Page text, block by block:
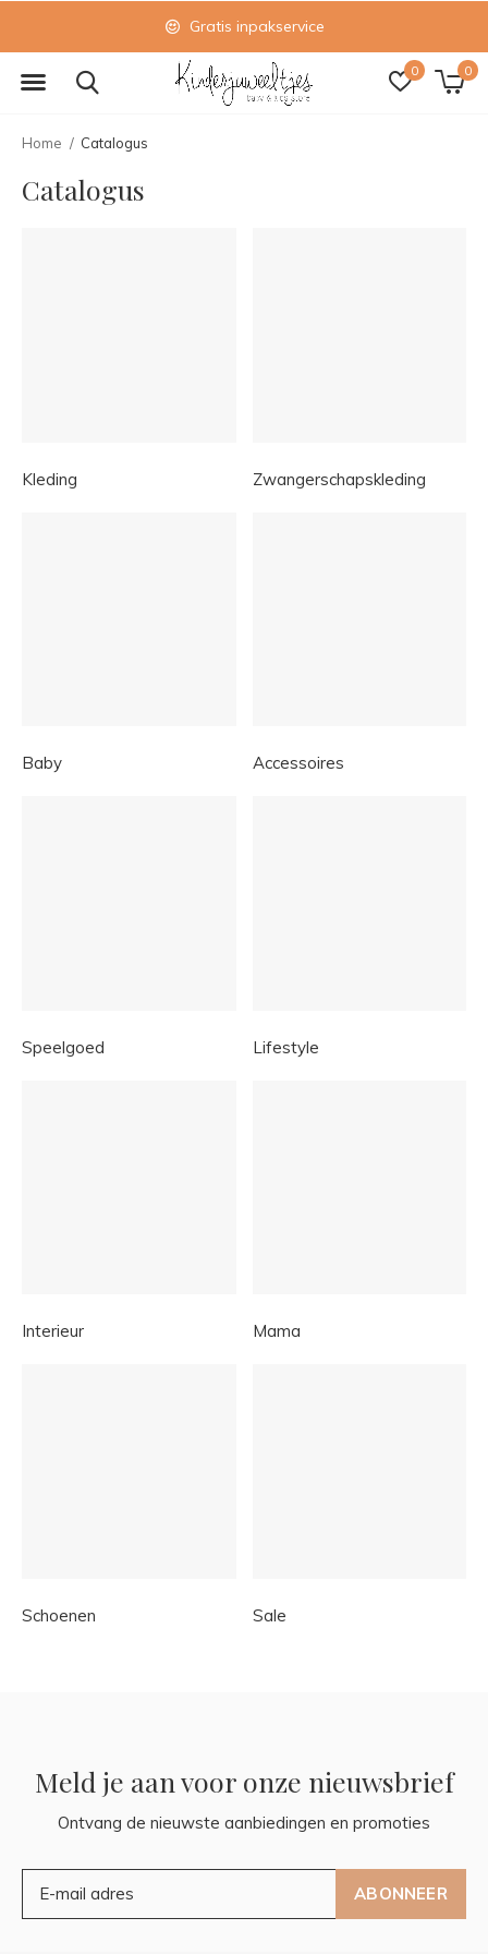
0 0
Gratis inpakservice
Home Catalogus
Catalogus
Kleding Zwangerschapskleding
Baby Accessoires
Speelgoed Lifestyle
Interieur Mama
Schoenen Sale
Meld je aan voor onze nieuwsbrief
Ontvang de nieuwste aanbiedingen en promoties
ABONNEER